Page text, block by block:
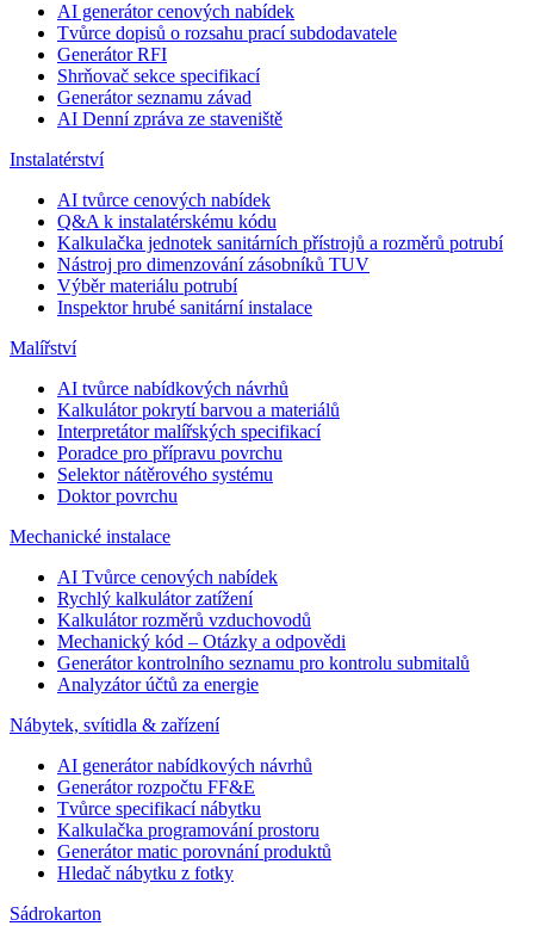
AI generátor cenových nabídek
Tvůrce dopisů o rozsahu prací subdodavatele
Generátor RFI
Shrňovač sekce specifikací
Generátor seznamu závad
AI Denní zpráva ze staveniště
Instalatérství
AI tvůrce cenových nabídek
Q&A k instalatérskému kódu
Kalkulačka jednotek sanitárních přístrojů a rozměrů potrubí
Nástroj pro dimenzování zásobníků TUV
Výběr materiálu potrubí
Inspektor hrubé sanitární instalace
Malířství
AI tvůrce nabídkových návrhů
Kalkulátor pokrytí barvou a materiálů
Interpretátor malířských specifikací
Poradce pro přípravu povrchu
Selektor nátěrového systému
Doktor povrchu
Mechanické instalace
AI Tvůrce cenových nabídek
Rychlý kalkulátor zatížení
Kalkulátor rozměrů vzduchovodů
Mechanický kód – Otázky a odpovědi
Generátor kontrolního seznamu pro kontrolu submitalů
Analyzátor účtů za energie
Nábytek, svítidla & zařízení
AI generátor nabídkových návrhů
Generátor rozpočtu FF&E
Tvůrce specifikací nábytku
Kalkulačka programování prostoru
Generátor matic porovnání produktů
Hledač nábytku z fotky
Sádrokarton